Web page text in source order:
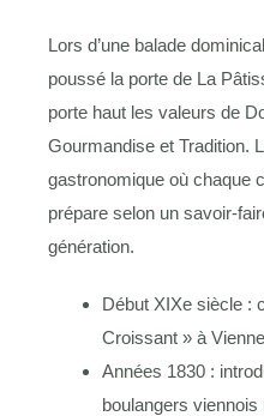
Lors d’une balade
poussé la porte de La
porte haut les valeurs de
Gourmandise et Tradition.
gastronomique où chaque
prépare selon un savoir-
génération.
Début XIXe siècle :
Croissant » à
Années 1830 :
boulangers